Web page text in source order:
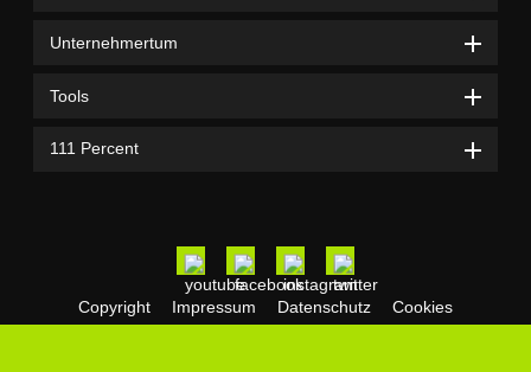
Unternehmertum
Tools
111 Percent
Copyright Impressum Datenschutz Cookies